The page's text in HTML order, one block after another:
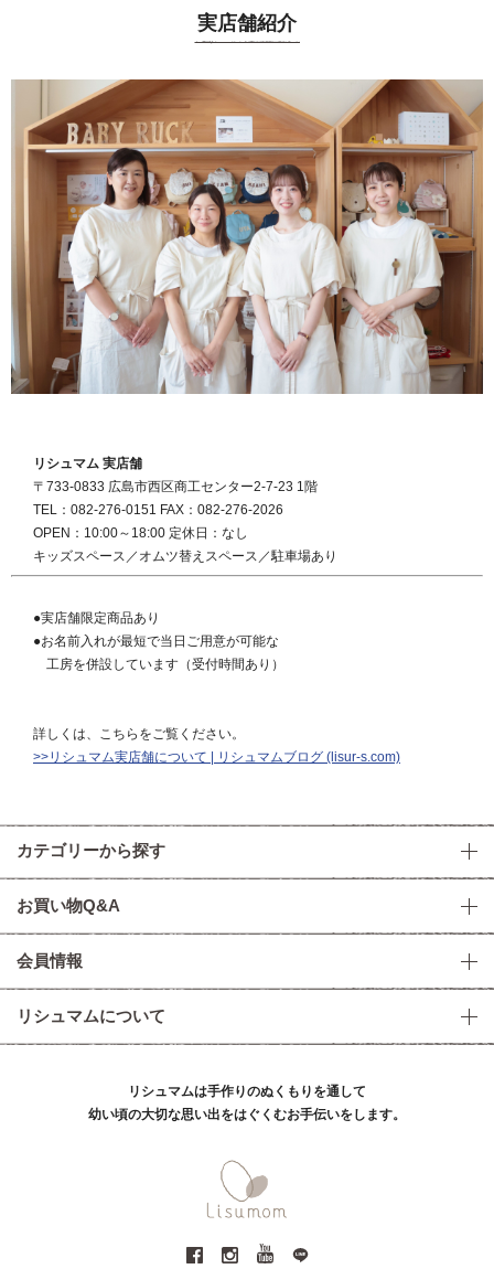
実店舗紹介
リシュマム 実店舗
〒733-0833 広島市西区商工センター2-7-23 1階
TEL：082-276-0151 FAX：082-276-2026
OPEN：10:00～18:00 定休日：なし
キッズスペース／オムツ替えスペース／駐車場あり
●実店舗限定商品あり
●お名前入れが最短で当日ご用意が可能な
工房を併設しています（受付時間あり）
詳しくは、こちらをご覧ください。
>>リシュマム実店舗について | リシュマムブログ (lisur-s.com)
カテゴリーから探す
お買い物Q&A
会員情報
リシュマムについて
リシュマムは手作りのぬくもりを通して
幼い頃の大切な思い出をはぐくむお手伝いをします。